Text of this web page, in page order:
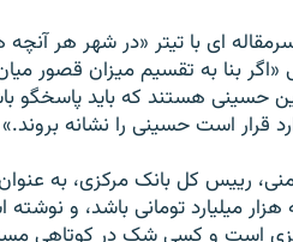
ای با تيتر «در شهر هر
«اگر بنا به تقسيم ميزان قصور
هستند که بايد پاسخگو
قرار است حسينی را نشانه بروند.»
رييس کل بانک مرکزی، به
ميليارد تومانی باشد، و